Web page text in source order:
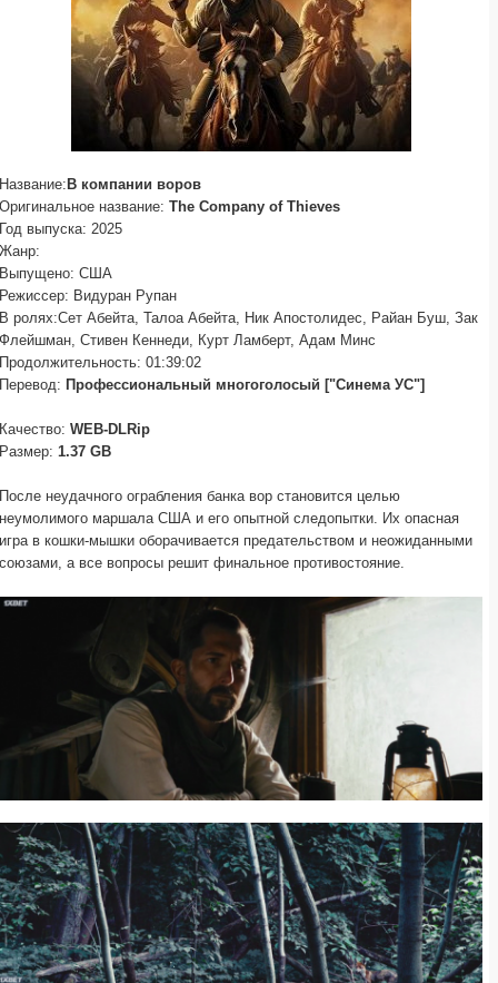
Название: В компании воров
Оригинальное название: The Company of Thieves
Год выпуска: 2025
Жанр:
Выпущено: США
Режиссер: Видуран Рупан
В ролях:Сет Абейта, Талоа Абейта, Ник Апостолидес, Райан Буш, Зак
Флейшман, Стивен Кеннеди, Курт Ламберт, Адам Минс
Продолжительность: 01:39:02
Перевод: Профессиональный многоголосый ["Синема УС"]
Качество: WEB-DLRip
Размер: 1.37 GB
После неудачного ограбления банка вор становится целью
неумолимого маршала США и его опытной следопытки. Их опасная
игра в кошки-мышки оборачивается предательством и неожиданными
союзами, а все вопросы решит финальное противостояние.